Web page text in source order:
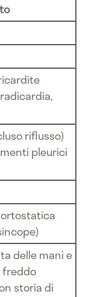
riflusso)
pleurici
delle mani e
freddo
storia di